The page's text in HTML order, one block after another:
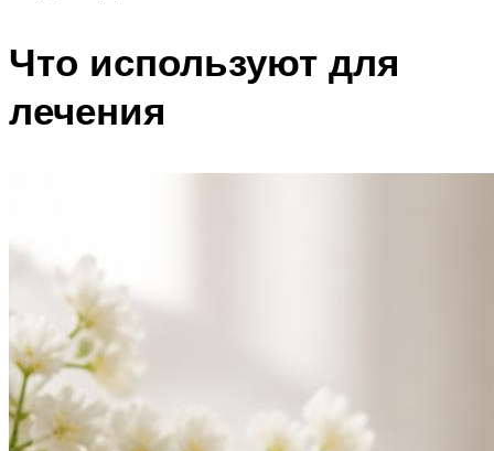
Что используют для
лечения